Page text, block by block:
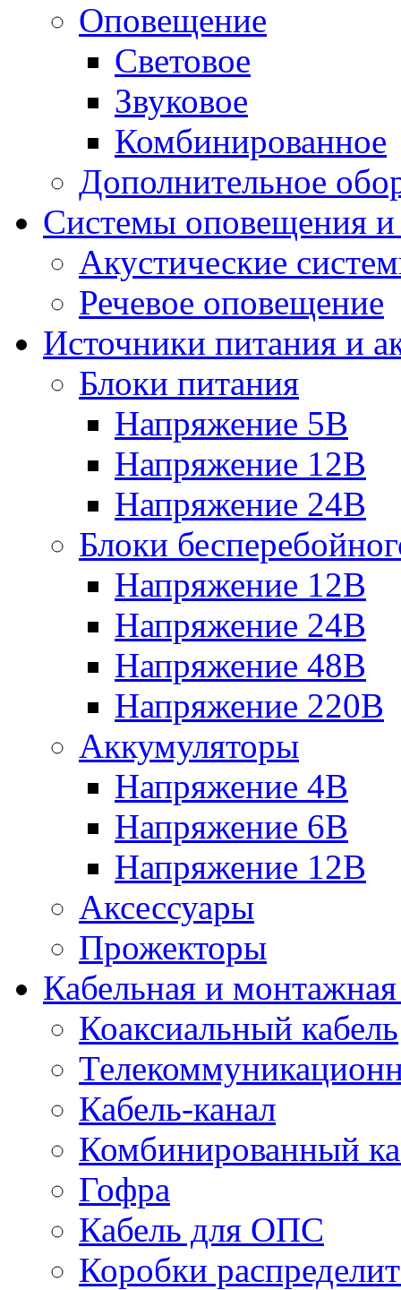
Оповещение
Световое
Звуковое
Комбинированное
Дополнительное
Системы оповещения и
Акустические
Речевое оповещение
Источники питания и
Блоки питания
Напряжение 5В
Напряжение 12В
Напряжение 24В
Блоки
Напряжение 12В
Напряжение 24В
Напряжение 48В
Напряжение 220В
Аккумуляторы
Напряжение 4В
Напряжение 6В
Напряжение 12В
Аксессуары
Прожекторы
Кабельная и
Коаксиальный кабель
Кабель-канал
Комбинированный
Гофра
Кабель для ОПС
Коробки